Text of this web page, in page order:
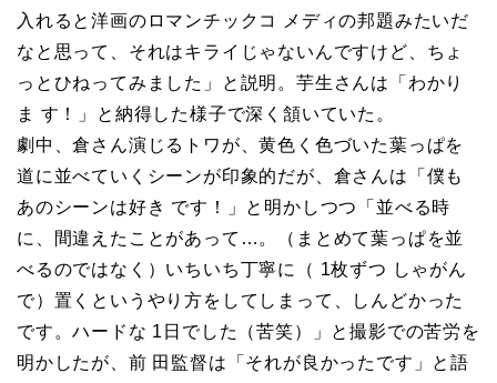
入れると洋画のロマンチックコ メディの邦題みたいだ
なと思って、それはキライじゃないんですけど、ちょ
っとひねってみました」と説明。芋生さんは「わかり
ま す！」と納得した様子で深く頷いていた。
劇中、倉さん演じるトワが、黄色く色づいた葉っぱを
道に並べていくシーンが印象的だが、倉さんは「僕も
あのシーンは好き です！」と明かしつつ「並べる時
に、間違えたことがあって…。（まとめて葉っぱを並
べるのではなく）いちいち丁寧に（ 1枚ずつ しゃがん
で）置くというやり方をしてしまって、しんどかった
です。ハードな 1日でした（苦笑）」と撮影での苦労を
明かしたが、前 田監督は「それが良かったです」と語